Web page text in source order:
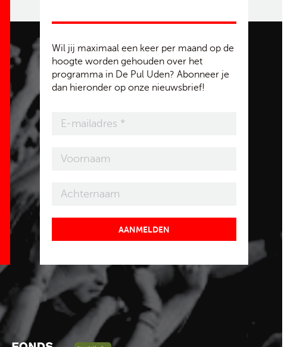
Wil jij maximaal een keer per maand op de
hoogte worden gehouden over het
programma in De Pul Uden? Abonneer je
dan hieronder op onze nieuwsbrief!
AANMELDEN